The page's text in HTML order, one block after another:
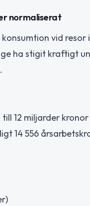
normaliserat
vid
ha stigit kraftigt
12 miljarder
14 556